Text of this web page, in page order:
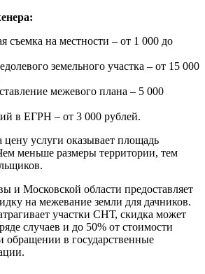
съемка на местности – от 1 000 до
земельного участка – от 15 000
межевого плана – 5 000
в ЕГРН – от 3 000 рублей.
услуги оказывает площадь
меньше размеры территории, тем
и Московской области предоставляет
на межевание земли для дачников.
участки СНТ, скидка может
случаев и до 50% от стоимости
обращении в государственные